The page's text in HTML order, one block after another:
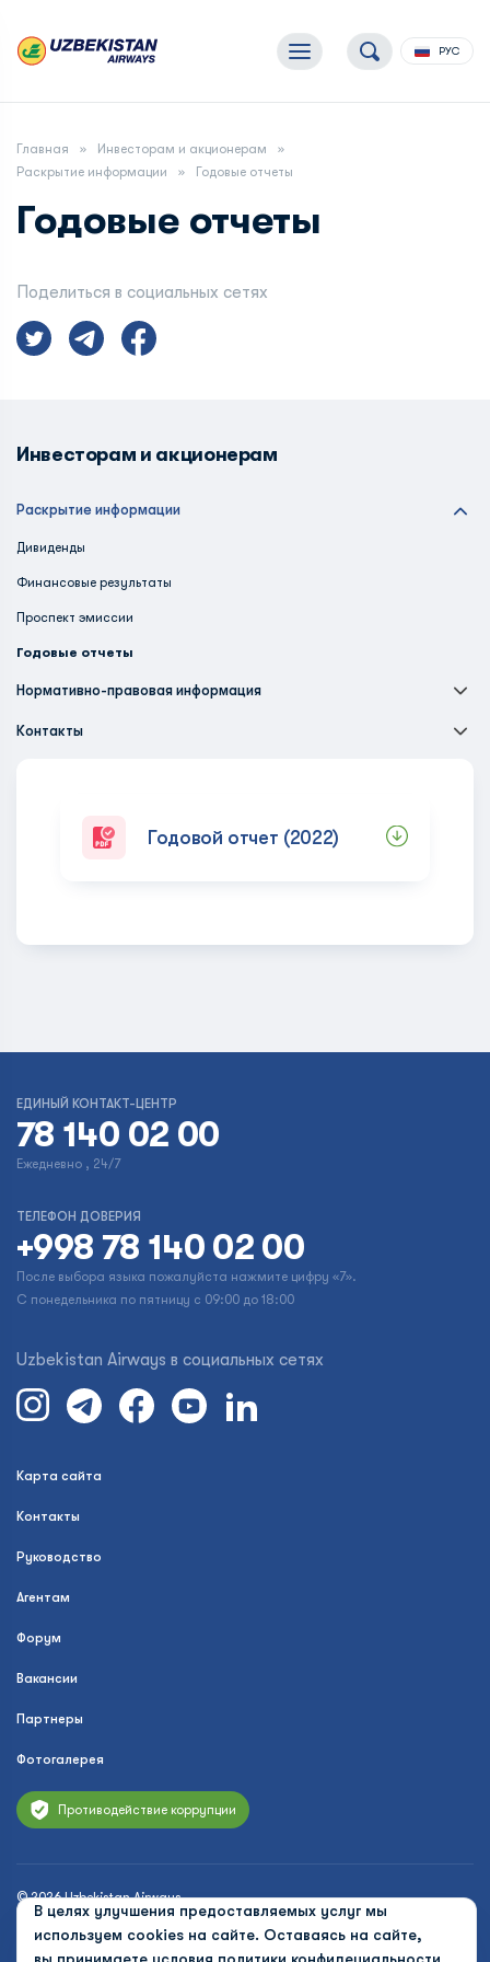
В целях улучшения предоставляемых услуг мы
используем cookies на сайте. Оставаясь на сайте,
РУС
Главная
Инвесторам и акционерам
Раскрытие информации
Годовые отчеты
Годовые отчеты
Поделиться в социальных сетях
Инвесторам и акционерам
Раскрытие информации
Дивиденды
Финансовые результаты
Проспект эмиссии
Годовые отчеты
Нормативно-правовая информация
Контакты
Годовой отчет (2022)
ЕДИНЫЙ КОНТАКТ-ЦЕНТР
78 140 02 00
Ежедневно , 24/7
ТЕЛЕФОН ДОВЕРИЯ
+998 78 140 02 00
После выбора языка пожалуйста нажмите цифру «7».
С понедельника по пятницу с 09:00 до 18:00
Uzbekistan Airways в социальных сетях
Карта сайта
Контакты
Руководство
Агентам
Форум
Вакансии
Партнеры
Фотогалерея
Противодействие коррупции
© 2026 Uzbekistan Airways
Политика конфиденциальности